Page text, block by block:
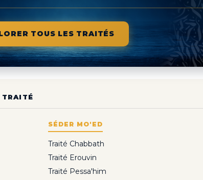
TOUS LES TRAITÉS
TRAITÉ
SÉDER MO'ED
Traité Chabbath
Traité Erouvin
Traité Pessa'him